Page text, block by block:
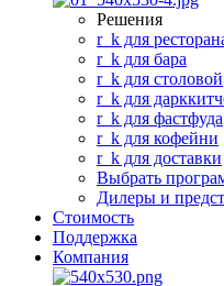
Решения
r_ k для
r_ k для бара
r_ k для столовой
r_ k для
r_ k для фастфуда
r_ k для кофейни
r_ k для доставки
Выбрать
Дилеры и
Стоимость
Поддержка
Компания